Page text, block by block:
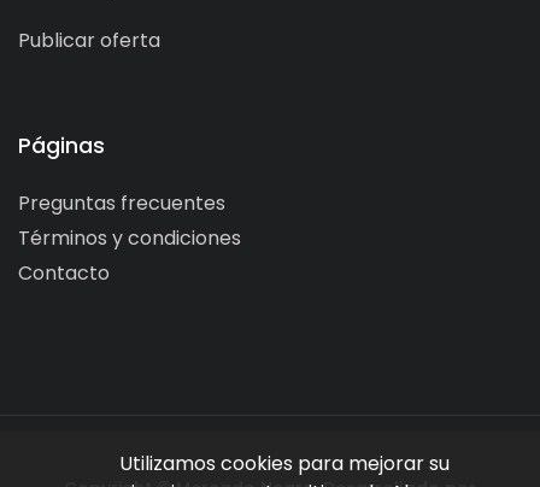
Publicar oferta
Páginas
Preguntas frecuentes
Términos y condiciones
Contacto
Utilizamos cookies para mejorar su